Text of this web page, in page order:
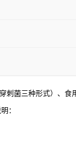
刺菌三种形式）、
：